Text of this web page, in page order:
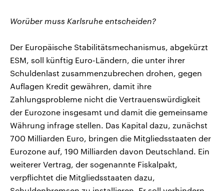
Worüber muss Karlsruhe entscheiden?
Der Europäische Stabilitätsmechanismus, abgekürzt
ESM, soll künftig Euro-Ländern, die unter ihrer
Schuldenlast zusammenzubrechen drohen, gegen
Auflagen Kredit gewähren, damit ihre
Zahlungsprobleme nicht die Vertrauenswürdigkeit
der Eurozone insgesamt und damit die gemeinsame
Währung infrage stellen. Das Kapital dazu, zunächst
700 Milliarden Euro, bringen die Mitgliedsstaaten der
Eurozone auf, 190 Milliarden davon Deutschland. Ein
weiterer Vertrag, der sogenannte Fiskalpakt,
verpflichtet die Mitgliedsstaaten dazu,